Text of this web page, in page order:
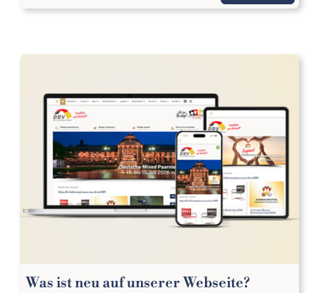
Was ist neu auf unserer Webseite?